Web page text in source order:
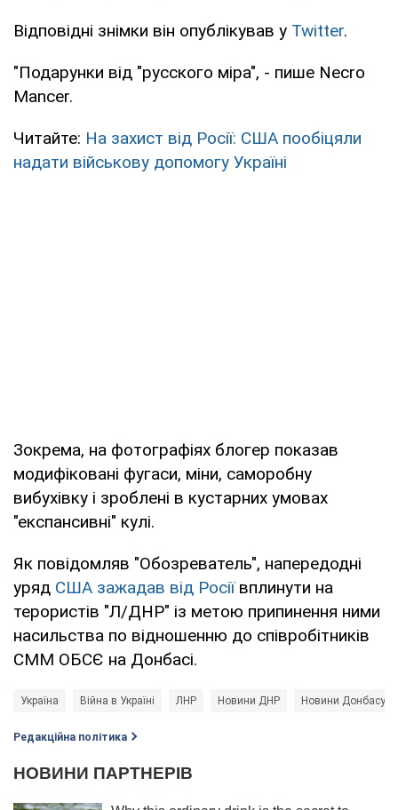
Відповідні знімки він опублікував у Twitter.
"Подарунки від "русского міра", - пише Necro
Mancer.
Читайте: На захист від Росії: США пообіцяли
надати військову допомогу Україні
Зокрема, на фотографіях блогер показав
модифіковані фугаси, міни, саморобну
вибухівку і зроблені в кустарних умовах
"експансивні" кулі.
Як повідомляв "Обозреватель", напередодні
уряд США зажадав від Росіївплинути на
терористів "Л/ДНР" із метою припинення ними
насильства по відношенню до співробітників
СММ ОБСЄ на Донбасі.
Україна Війна в Україні ЛНР Новини ДНР Новини Донбасу
Редакційна політика